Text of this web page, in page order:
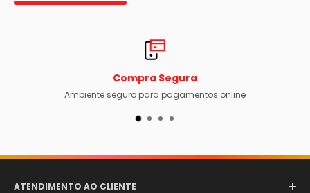
Compra Segura
Ambiente seguro para pagamentos online
ATENDIMENTO AO CLIENTE